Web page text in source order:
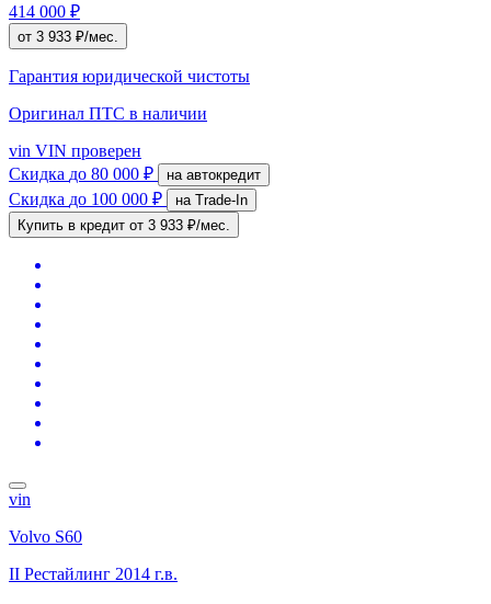
414 000 ₽
от 3 933 ₽/мес.
Гарантия юридической чистоты
Оригинал ПТС в наличии
vin VIN проверен
Скидка до 80 000 ₽ на автокредит
Скидка до 100 000 ₽
на Trade-In
Купить в кредит от 3 933 ₽/мес.
vin
Volvo S60
II Рестайлинг 2014 г.в.